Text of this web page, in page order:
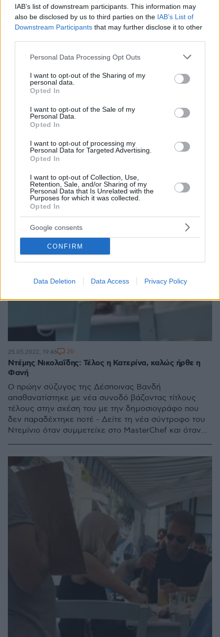
IAB’s list of downstream participants. This information may
also be disclosed by us to third parties on the IAB’s List of
Downstream Participants that may further disclose it to other
Please note that this website/app uses one or more Google
not limited to your visit or usage behaviour. You may click to
grant or deny consent to Google and its third-party tags to
use your data for below specified purposes in below Google
consent section.
Personal Data Processing Opt Outs
I want to opt-out of the Sharing of my
personal data.
Opted In
I want to opt-out of the Sale of my
Personal Data.
Opted In
I want to opt-out of processing my
Personal Data for Targeted Advertising.
Opted In
I want to opt-out of Collection, Use,
Retention, Sale, and/or Sharing of my
Personal Data that Is Unrelated with the
Purposes for which it was collected.
Opted In
Google consents
CONFIRM
Data Deletion Data Access Privacy Policy
έκπληξη που του έκανε η σύντροφός του
Ο παλαίμαχος ποδοσφαιριστής έκλεισε τα 49 και η
κάνει μια έκπληξη
17.09.2022, 16:15 8
Ντέμης Νικολαΐδης: Τέλος η Κατερίνα, καλώς ήρθε η
Φανή
Ο πρώην σύζυγος της Δέσποινας Βανδή
απαθανατίστηκε με νέα συνοδό βάζοντας τίτλους
τέλους στην σχέση του με την δημοσιογράφο που
δεν παραδέχτηκε ποτέ - Δείτε τη νέα σύντροφο του
Ντεμίνιο όταν συμμετείχε στο MasterChef και όταν
25.05.2022, 19:46 20